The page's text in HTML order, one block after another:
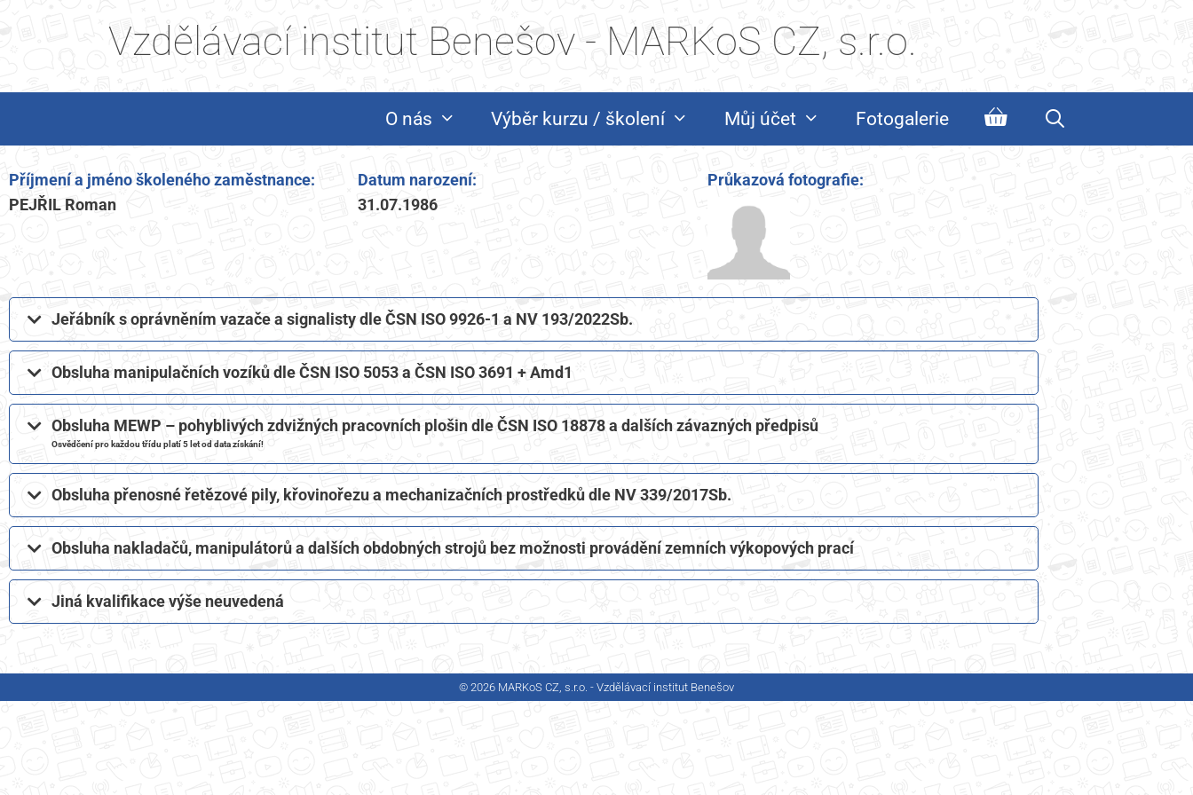
Vzdělávací institut Benešov - MARKoS CZ, s.r.o.
O nás Výběr kurzu / školení Můj účet Fotogalerie
Příjmení a jméno školeného zaměstnance:
PEJŘIL Roman
Datum narození:
31.07.1986
Průkazová fotografie:
Jeřábník s oprávněním vazače a signalisty dle ČSN ISO 9926-1 a NV 193/2022Sb.
Obsluha manipulačních vozíků dle ČSN ISO 5053 a ČSN ISO 3691 + Amd1​
Obsluha MEWP – pohyblivých zdvižných pracovních plošin dle ČSN ISO 18878 a dalších závazných předpisů​
Osvědčení pro každou třídu platí 5 let od data získání!
Obsluha přenosné řetězové pily, křovinořezu a mechanizačních prostředků dle NV 339/2017Sb.
Obsluha nakladačů, manipulátorů a dalších obdobných strojů bez možnosti provádění zemních výkopových prací
Jiná kvalifikace výše neuvedená​
© 2026 MARKoS CZ, s.r.o. - Vzdělávací institut Benešov